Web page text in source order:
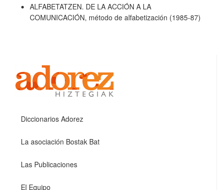
Diccionarios Adorez
La asociación Bostak Bat
Las Publicaciones
El Equipo
ALFABETATZEN. DE LA ACCIÓN A LA
COMUNICACIÓN, método de alfabetización (1985-87)